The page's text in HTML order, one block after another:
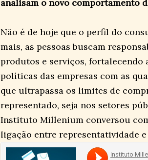
analisam o novo comportamento
Não é de hoje que o perfil do
mais, as pessoas buscam
produtos e serviços, fortalecendo
políticas das empresas com as
que ultrapassa os limites de
representado, seja nos setores
Instituto Millenium conversou
ligação entre representatividade